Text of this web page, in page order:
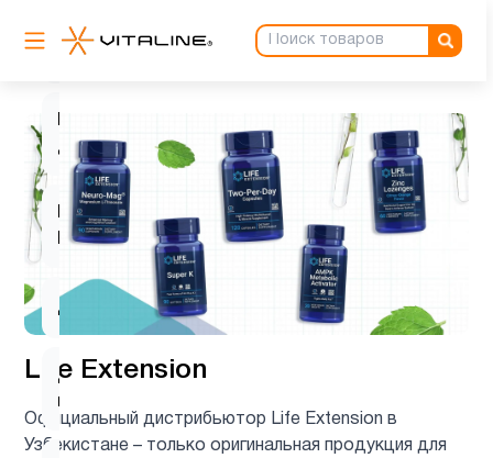
Life Extension
Официальный дистрибьютор Life Extension в
Узбекистане – только оригинальная продукция для
D для
детей
д3
Витамин
Детям
Деятельность
мозга